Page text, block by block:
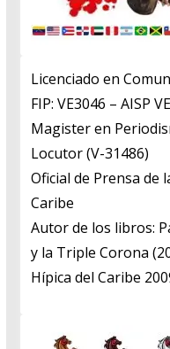
Licenciado en
FIP: VE3046 – AISP
​Magister en
​Locutor (V-31486)
​Oficial de Prensa de
Caribe
​Autor de los libros:
y la Triple Corona
Hípica del Caribe